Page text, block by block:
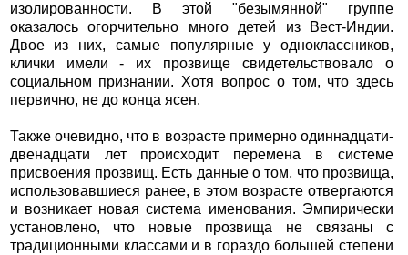
изолированности. В этой "безымянной" группе
оказалось огорчительно много детей из Вест-Индии.
Двое из них, самые популярные у одноклассников,
клички имели - их прозвище свидетельствовало о
социальном признании. Хотя вопрос о том, что здесь
первично, не до конца ясен.
Также очевидно, что в возрасте примерно одиннадцати-
двенадцати лет происходит перемена в системе
присвоения прозвищ. Есть данные о том, что прозвища,
использовавшиеся ранее, в этом возрасте отвергаются
и возникает новая система именования. Эмпирически
установлено, что новые прозвища не связаны с
традиционными классами и в гораздо большей степени